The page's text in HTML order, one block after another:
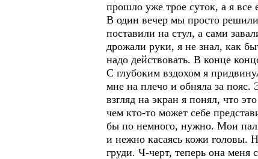
прошло уже трое суток, а я
В один вечер мы просто
поставили на стул, а сами
дрожали руки, я не знал, как
надо действовать. В конце
С глубоким вздохом я
мне на плечо и обняла за
взгляд на экран я понял, что
чем кто-то может себе
бы по немного, нужно. Мои
и нежно касаясь кожи головы.
груди. Ч-черт, теперь она